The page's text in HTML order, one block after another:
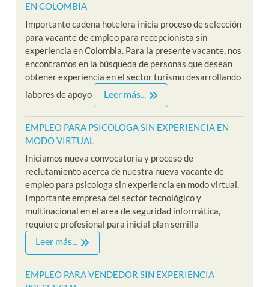
EN COLOMBIA
Importante cadena hotelera inicia proceso de selección
para vacante de empleo para recepcionista sin
experiencia en Colombia. Para la presente vacante, nos
encontramos en la búsqueda de personas que desean
obtener experiencia en el sector turismo desarrollando
labores de apoyo
Leer más...
EMPLEO PARA PSICOLOGA SIN EXPERIENCIA EN
MODO VIRTUAL
Iniciamos nueva convocatoria y proceso de
reclutamiento acerca de nuestra nueva vacante de
empleo para psicologa sin experiencia en modo virtual.
Importante empresa del sector tecnológico y
multinacional en el area de seguridad informática,
requiere profesional para inicial plan semilla
Leer más...
EMPLEO PARA VENDEDOR SIN EXPERIENCIA